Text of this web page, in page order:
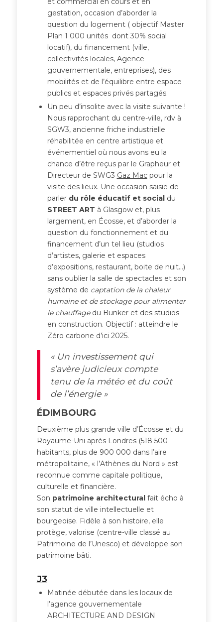
gestation, occasion d’aborder la
question du logement ( objectif Master
Plan 1 000 unités dont 30% social
locatif), du financement (ville,
collectivités locales, Agence
gouvernementale, entreprises), des
mobilités et de l’équilibre entre espace
publics et espaces privés partagés.
Un peu d’insolite avec la visite suivante !
Nous rapprochant du centre-ville, rdv à
SGW3, ancienne friche industrielle
réhabilitée en centre artistique et
événementiel où nous avons eu la
chance d’être reçus par le Grapheur et
Directeur de SWG3 Gaz Macpour la
visite des lieux. Une occasion saisie de
parler du rôle éducatif et social du
STREET ART à Glasgow et, plus
largement, en Écosse, et d’aborder la
question du fonctionnement et du
financement d’un tel lieu (studios
d’artistes, galerie et espaces
d’expositions, restaurant, boite de nuit…)
sans oublier la salle de spectacles et son
système de captation de la chaleur
humaine et de stockage pour alimenter
le chauffagedu Bunker et des studios
en construction. Objectif : atteindre le
Zéro carbone d’ici 2025.
« Un investissement qui
s’avère judicieux compte
tenu de la météo et du coût
de l’énergie »
ÉDIMBOURG
Deuxième plus grande ville d’Écosse et du
Royaume-Uni après Londres (518 500
habitants, plus de 900 000 dans l’aire
métropolitaine, « l’Athènes du Nord » est
reconnue comme capitale politique,
culturelle et financière.
Son patrimoine architecturalfait écho à
son statut de ville intellectuelle et
bourgeoise. Fidèle à son histoire, elle
protège, valorise (centre-ville classé au
Patrimoine de l’Unesco) et développe son
patrimoine bâti.
J3
Matinée débutée dans les locaux de
l’agence gouvernementale
ARCHITECTURE AND DESIGN